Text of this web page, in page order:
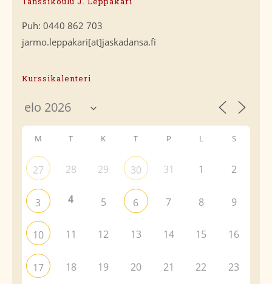
Puh: 0440 862 703
jarmo.leppakari[at]jaskadansa.fi
Kurssikalenteri
M T K T P L S
27 28 29 30 31 1 2
3 4 5 6 7 8 9
10 11 12 13 14 15 16
17 18 19 20 21 22 23